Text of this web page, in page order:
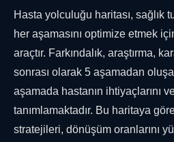
Hasta yolculuğu haritası, sağlık
her aşamasını optimize etmek
araçtır. Farkındalık, araştırma,
sonrası olarak 5 aşamadan
aşamada hastanın ihtiyaçlarını
tanımlamaktadır. Bu haritaya
stratejileri, dönüşüm oranlarını